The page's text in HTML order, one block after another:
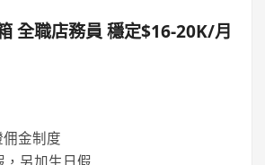
全職店務員 穩定$16-20K/月
金制度